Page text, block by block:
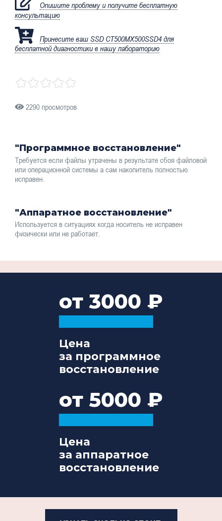
Опишите проблему и получите бесплатную
консультацию
Принесите ваш SSD CT500MX500SSD4 для
бесплатной диагностики в нашу лабораторию
2290 просмотров
"Программное восстановление"
Требуется если файлы утрачены в результате сбоя файловой
или операционной системы а сам накопитель полностью
исправен.
"Аппаратное восстановление"
Используется в ситуациях когда носитель не исправен
физически или не работает.
от 3000
Цена
за программное
восстановление
от 5000
Цена
за аппаратное
восстановление